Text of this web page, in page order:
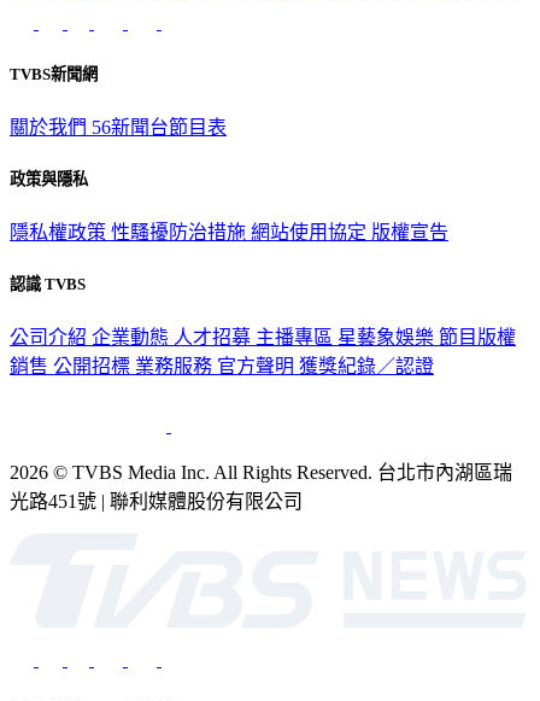
TVBS新聞網
關於我們 56新聞台節目表
政策與隱私
隱私權政策 性騷擾防治措施 網站使用協定 版權宣告
認識 TVBS
公司介紹 企業動態 人才招募 主播專區 星藝象娛樂 節目版權
銷售 公開招標 業務服務 官方聲明 獲獎紀錄／認證
2026 © TVBS Media Inc. All Rights Reserved. 台北市內湖區瑞
光路451號 | 聯利媒體股份有限公司